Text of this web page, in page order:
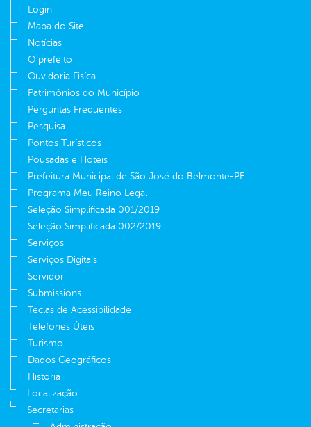
Login
Mapa do Site
Notícias
O prefeito
Ouvidoria Fisíca
Patrimônios do Município
Perguntas Frequentes
Pesquisa
Pontos Turísticos
Pousadas e Hotéis
Prefeitura Municipal de São José do Belmonte-PE
Programa Meu Reino Legal
Seleção Simplificada 001/2019
Seleção Simplificada 002/2019
Serviços
Serviços Digitais
Servidor
Submissions
Teclas de Acessibilidade
Telefones Úteis
Turismo
Dados Geográficos
História
Localização
Secretarias